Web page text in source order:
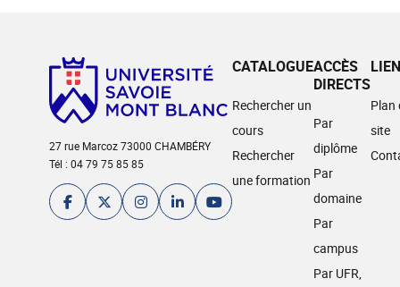
27 rue Marcoz 73000 CHAMBÉRY
Tél : 04 79 75 85 85
CATALOGUE
Rechercher un
cours
Rechercher
une formation
ACCÈS
DIRECTS
Par
diplôme
Par
domaine
Par
campus
Par UFR,
Plan
site